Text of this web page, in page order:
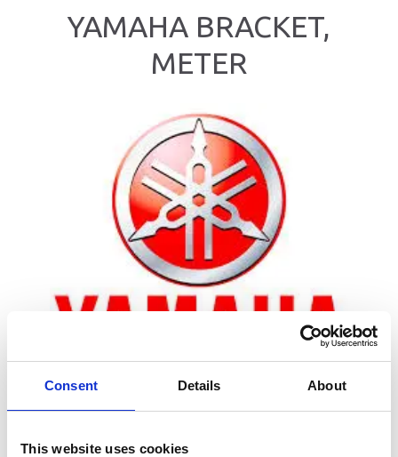
Consent Details About
This website uses cookies
YAMAHA BRACKET,
METER
Zoom